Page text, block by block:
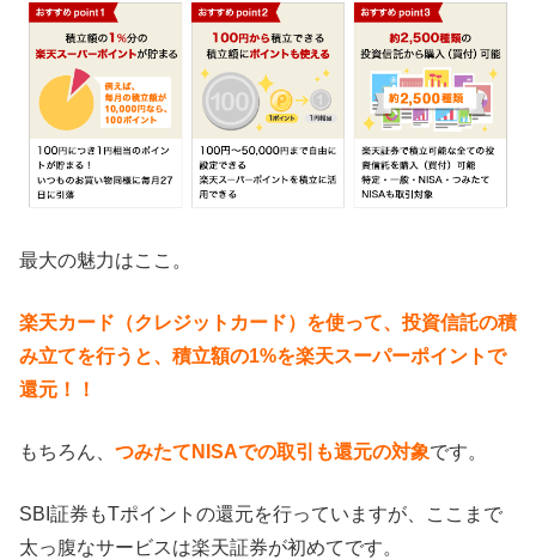
最大の魅力はここ。
楽天カード（クレジットカード）を使って、投資信託の積
み立てを行うと、積立額の1%を楽天スーパーポイントで
還元！！
もちろん、 つみたてNISAでの取引も還元の対象です。
SBI証券もTポイントの還元を行っていますが、ここまで
太っ腹なサービスは楽天証券が初めてです。